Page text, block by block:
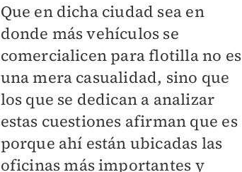
Que en dicha ciudad sea en
donde más vehículos se
comercialicen para flotilla no es
una mera casualidad, sino que
los que se dedican a analizar
estas cuestiones afirman que es
porque ahí están ubicadas las
oficinas más importantes y